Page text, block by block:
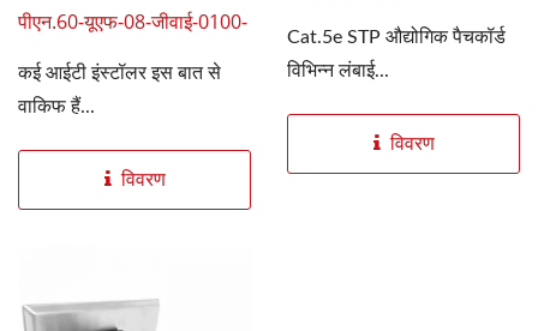
पीएन.60-यूएफ-08-जीवाई-0100-
05
कई आईटी इंस्टॉलर इस बात से
वाकिफ हैं...
विवरण
Cat.5e STP औद्योगिक पैचकॉर्ड
विभिन्न लंबाई...
विवरण